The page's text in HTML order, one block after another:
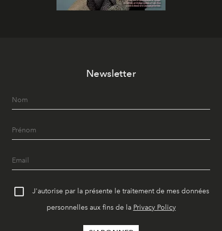
Newsletter
J'autorise par la présente le traitement de mes données
personnelles aux fins de la Privacy Policy